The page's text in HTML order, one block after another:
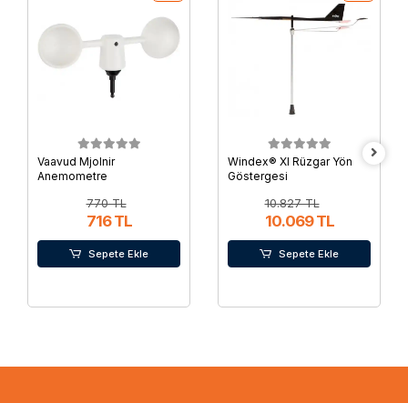
Vaavud Mjolnir
Anemometre
770 TL
716 TL
Sepete Ekle
Windex® Xl Rüzgar Yön
Göstergesi
10.827 TL
10.069 TL
Sepete Ekle